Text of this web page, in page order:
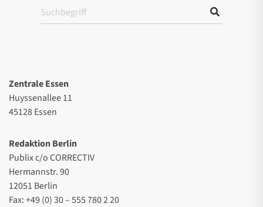
Zentrale Essen
Huyssenallee 11
45128 Essen
Redaktion Berlin
Publix c/o CORRECTIV
Hermannstr. 90
12051 Berlin
Fax: +49 (0) 30 – 555 780 2 20